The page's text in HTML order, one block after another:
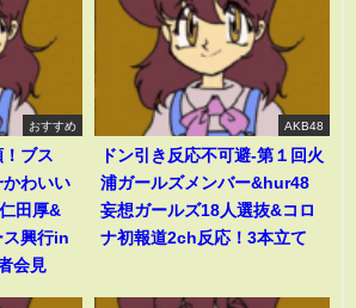
おすすめ
ブス
わいい
田厚&
ス興行in
会見
AKB48
ドン引き反応不可避-第１回火
浦ガールズメンバー&hur48
妄想ガールズ18人選抜&コロ
ナ初報道2ch反応！3本立て